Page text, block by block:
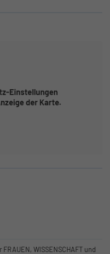
WISSENSCHAFT und